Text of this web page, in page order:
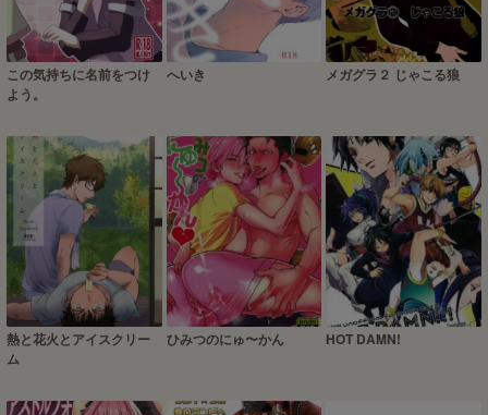
この気持ちに名前をつけ
よう。
へいき メガグラ２ じゃこる狼
熱と花火とアイスクリー
ム
ひみつのにゅ〜かん HOT DAMN!